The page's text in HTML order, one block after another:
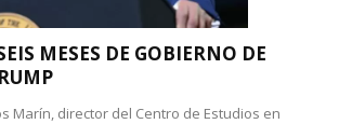
MESES DE GOBIERNO DE
Marín, director del Centro de Estudios en